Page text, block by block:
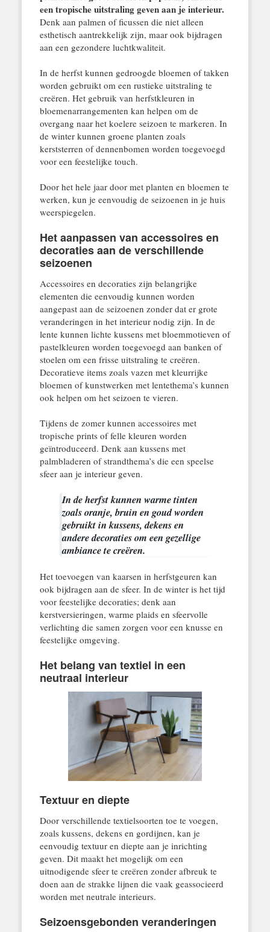
een tropische uitstraling geven aan je interieur.
Denk aan palmen of ficussen die niet alleen
esthetisch aantrekkelijk zijn, maar ook bijdragen
aan een gezondere luchtkwaliteit.
In de herfst kunnen gedroogde bloemen of takken
worden gebruikt om een rustieke uitstraling te
creëren. Het gebruik van herfstkleuren in
bloemenarrangementen kan helpen om de
overgang naar het koelere seizoen te markeren. In
de winter kunnen groene planten zoals
kerststerren of dennenbomen worden toegevoegd
voor een feestelijke touch.
Door het hele jaar door met planten en bloemen te
werken, kun je eenvoudig de seizoenen in je huis
weerspiegelen.
Het aanpassen van accessoires en
decoraties aan de verschillende
seizoenen
Accessoires en decoraties zijn belangrijke
elementen die eenvoudig kunnen worden
aangepast aan de seizoenen zonder dat er grote
veranderingen in het interieur nodig zijn. In de
lente kunnen lichte kussens met bloemmotieven of
pastelkleuren worden toegevoegd aan banken of
stoelen om een frisse uitstraling te creëren.
Decoratieve items zoals vazen met kleurrijke
bloemen of kunstwerken met lentethema’s kunnen
ook helpen om het seizoen te vieren.
Tijdens de zomer kunnen accessoires met
tropische prints of felle kleuren worden
geïntroduceerd. Denk aan kussens met
palmbladeren of strandthema’s die een speelse
sfeer aan je interieur geven.
In de herfst kunnen warme tinten
zoals oranje, bruin en goud worden
gebruikt in kussens, dekens en
andere decoraties om een gezellige
ambiance te creëren.
Het toevoegen van kaarsen in herfstgeuren kan
ook bijdragen aan de sfeer. In de winter is het tijd
voor feestelijke decoraties; denk aan
kerstversieringen, warme plaids en sfeervolle
verlichting die samen zorgen voor een knusse en
feestelijke omgeving.
Het belang van textiel in een
neutraal interieur
Textuur en diepte
Door verschillende textielsoorten toe te voegen,
zoals kussens, dekens en gordijnen, kan je
eenvoudig textuur en diepte aan je inrichting
geven. Dit maakt het mogelijk om een
uitnodigende sfeer te creëren zonder afbreuk te
doen aan de strakke lijnen die vaak geassocieerd
worden met neutrale interieurs.
Seizoensgebonden veranderingen